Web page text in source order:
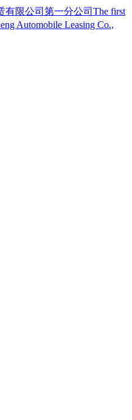
有限公司第一分公司 The first
Automobile Leasing Co.,